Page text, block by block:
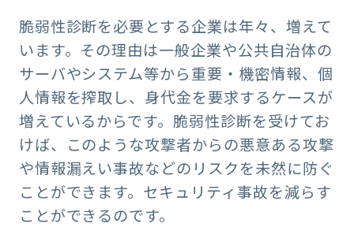
脆弱性診断を必要とする企業は年々、増えて
います。その理由は一般企業や公共自治体の
サーバやシステム等から重要・機密情報、個
人情報を搾取し、身代金を要求するケースが
増えているからです。脆弱性診断を受けてお
けば、このような攻撃者からの悪意ある攻撃
や情報漏えい事故などのリスクを未然に防ぐ
ことができます。セキュリティ事故を減らす
ことができるのです。